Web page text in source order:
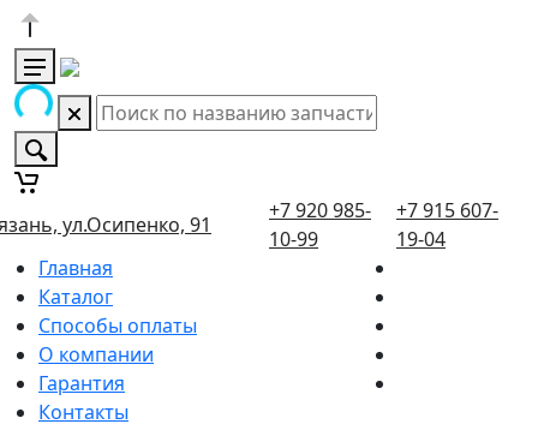
ул.Осипенко, 91
+7 920 985-
10-99
+7 915 607-
19-04
Главная
Каталог
Способы оплаты
О компании
Гарантия
Контакты